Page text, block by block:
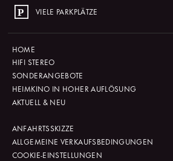
VIELE PARKPLÄTZE
HOME
HIFI STEREO
SONDERANGEBOTE
HEIMKINO IN HOHER AUFLÖSUNG
AKTUELL & NEU
ANFAHRTSSKIZZE
ALLGEMEINE VERKAUFSBEDINGUNGEN
COOKIE-EINSTELLUNGEN